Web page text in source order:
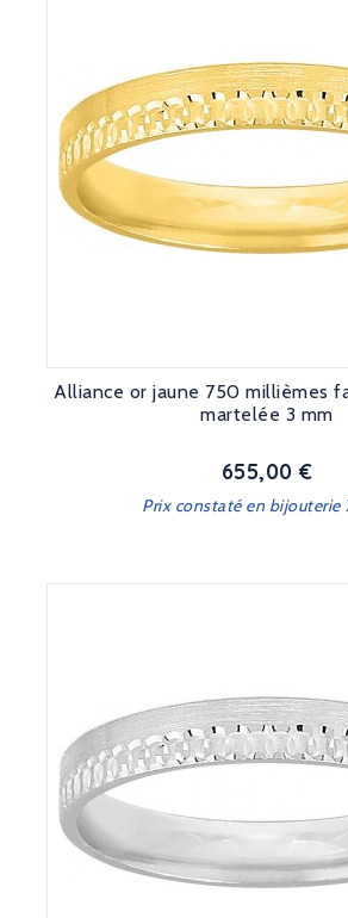
Alliance or jaune 750 millièmes
martelée 3 mm
Prix
655,00 €
Prix constaté en bijouterie